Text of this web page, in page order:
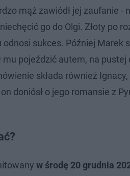
mąż zawiódł jej zaufanie -
go do Olgi. Złoty po
sukces. Później Marek
mu pojeździć autem, na
składa również
doniósł o jego romansie z
w środę 20 grudnia